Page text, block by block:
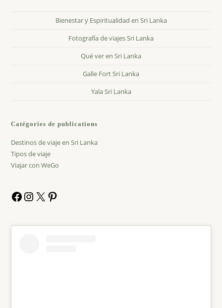
Bienestar y Espiritualidad en Sri Lanka
Fotografía de viajes Sri Lanka
Qué ver en Sri Lanka
Galle Fort Sri Lanka
Yala Sri Lanka
Catégories de publications
Destinos de viaje en Sri Lanka
Tipos de viaje
Viajar con WeGo
Facebook
Instagram
X